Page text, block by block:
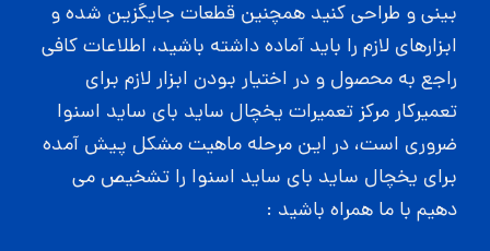
بینی و طراحی کنید همچنین قطعات جایگزین شده و
ابزارهای لازم را باید آماده داشته باشید، اطلاعات کافی
راجع به محصول و در اختیار بودن ابزار لازم برای
تعمیرکار مرکز تعمیرات یخچال ساید بای ساید اسنوا
ضروری است، در این مرحله ماهیت مشکل پیش آمده
برای یخچال ساید بای ساید اسنوا را تشخیص می
دهیم با ما همراه باشید :